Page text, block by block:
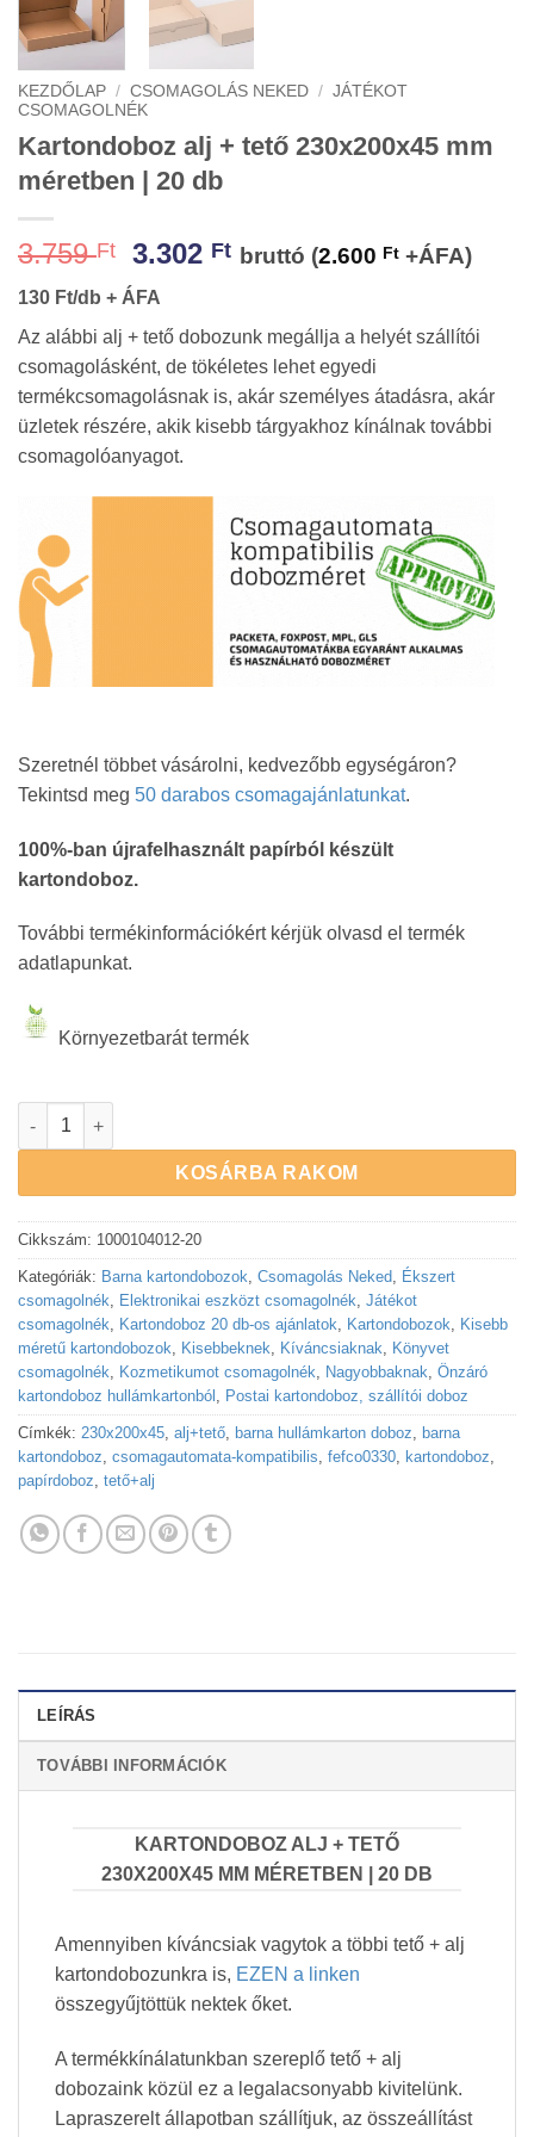
KEZDŐLAP / CSOMAGOLÁS NEKED / JÁTÉKOT
CSOMAGOLNÉK
Kartondoboz alj + tető 230x200x45 mm
méretben | 20 db
3.759Ft
Original
price
was:
3.759 Ft.
3.302 FtCurrent
3.302 Ft.
bruttó (2.600 Ft +ÁFA)
130 Ft/db + ÁFA
Az alábbi alj + tető dobozunk megállja a helyét szállítói
csomagolásként, de tökéletes lehet egyedi
termékcsomagolásnak is, akár személyes átadásra, akár
üzletek részére, akik kisebb tárgyakhoz kínálnak további
csomagolóanyagot.
Szeretnél többet vásárolni, kedvezőbb egységáron?
Tekintsd meg 50 darabos csomagajánlatunkat.
100%-ban újrafelhasznált papírból készült
kartondoboz.
További termékinformációkért kérjük olvasd el termék
adatlapunkat.
Környezetbarát termék
Kartondoboz alj + tető 230x200x45 mm méretben | 20 db
KOSÁRBA RAKOM
Cikkszám: 1000104012-20
Kategóriák: Barna kartondobozok Csomagolás Neked
Ékszert
csomagolnék
Elektronikai eszközt csomagolnék Játékot
csomagolnék
Kartondoboz 20 db-os ajánlatok Kartondobozok
Kisebb
méretű kartondobozok
Kisebbeknek Kíváncsiaknak
Könyvet
csomagolnék
Kozmetikumot csomagolnék Nagyobbaknak Önzáró
kartondoboz hullámkartonból
Postai kartondoboz, szállítói doboz
Címkék: 230x200x45 alj+tető barna hullámkarton doboz
barna
kartondoboz csomagautomata-kompatibilis fefco0330 kartondoboz
papírdoboz tető+alj
LEÍRÁS
TOVÁBBI INFORMÁCIÓK
KARTONDOBOZ ALJ + TETŐ
230X200X45 MM MÉRETBEN | 20 DB
Amennyiben kíváncsiak vagytok a többi tető + alj
kartondobozunkra is, EZEN a linken
összegyűjtöttük nektek őket.
A termékkínálatunkban szereplő tető + alj
dobozaink közül ez a legalacsonyabb kivitelünk.
Lapraszerelt állapotban szállítjuk, az összeállítást